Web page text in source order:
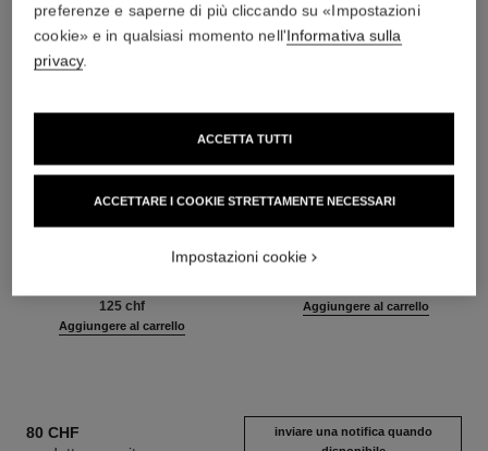
hydra beauty micro sérum
125 chf
Aggiungere al carrello
coco mademoiselle
Ref. 116520
Aggiungere al carrello
80 CHF
inviare una notifica quando
preferenze e saperne di più cliccando su «Impostazioni
cookie» e in qualsiasi momento nell'Informativa sulla
privacy.
ACCETTARE I COOKIE STRETTAMENTE NECESSARI
ACCETTA TUTTI
Impostazioni cookie